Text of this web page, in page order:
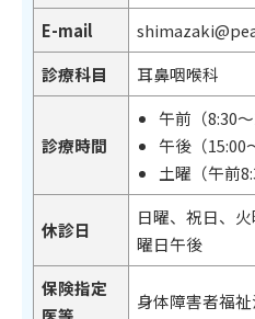
E-mail
診療科目
耳鼻咽喉科
診療時間
午前（8:30～
午後（15:00
土曜（午前
休診日
日曜、祝日、
曜日午後
保険指定
身体障害者福